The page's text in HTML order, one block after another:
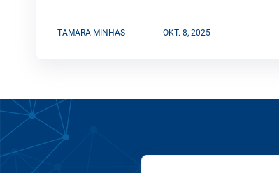
TAMARA MINHAS OKT. 8, 2025